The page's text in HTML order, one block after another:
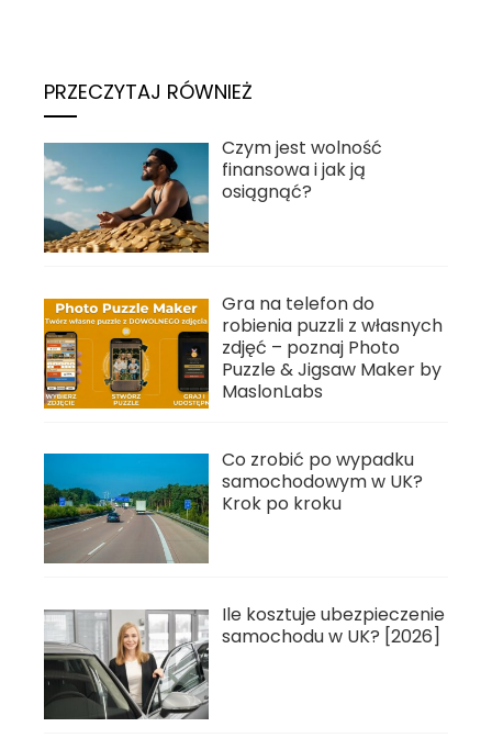
PRZECZYTAJ RÓWNIEŻ
Czym jest wolność
finansowa i jak ją
osiągnąć?
Gra na telefon do
robienia puzzli z własnych
zdjęć – poznaj Photo
Puzzle & Jigsaw Maker by
MaslonLabs
Co zrobić po wypadku
samochodowym w UK?
Krok po kroku
Ile kosztuje ubezpieczenie
samochodu w UK? [2026]